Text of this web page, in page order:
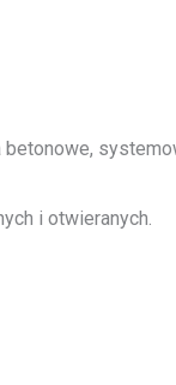
i otwieranych.